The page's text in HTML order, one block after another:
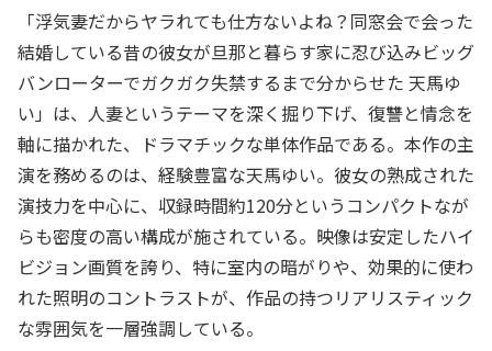
「浮気妻だからヤラれても仕方ないよね？同窓会で会った
結婚している昔の彼女が旦那と暮らす家に忍び込みビッグ
バンローターでガクガク失禁するまで分からせた 天馬ゆ
い」は、人妻というテーマを深く掘り下げ、復讐と情念を
軸に描かれた、ドラマチックな単体作品である。本作の主
演を務めるのは、経験豊富な天馬ゆい。彼女の熟成された
演技力を中心に、収録時間約120分というコンパクトなが
らも密度の高い構成が施されている。映像は安定したハイ
ビジョン画質を誇り、特に室内の暗がりや、効果的に使わ
れた照明のコントラストが、作品の持つリアリスティック
な雰囲気を一層強調している。